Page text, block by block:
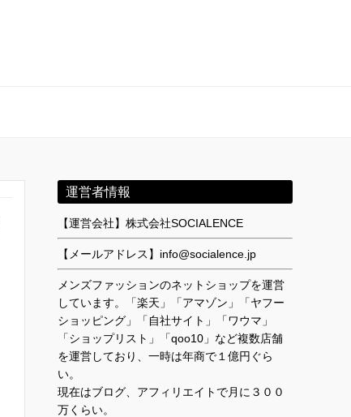
運営者情報
【運営会社】株式会社SOCIALENCE
【メールアドレス】info@socialence.jp
メンズファッションのネットショップを運営
しています。「楽天」「アマゾン」「ヤフー
ショッピング」「自社サイト」「ワウマ」
「ショップリスト」「qoo10」など複数店舗
を運営しており、一時は年商で１億円ぐら
い。
現在はブログ、アフィリエイトで月に３００
万くらい。